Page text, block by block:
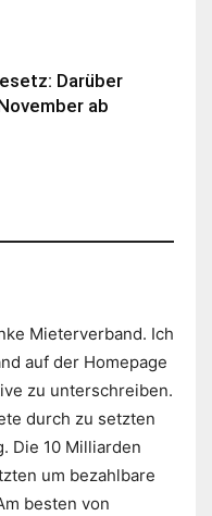
Darüber
ab
Mieterverband. Ich
auf der Homepage
zu unterschreiben.
durch zu setzten
Die 10 Milliarden
um bezahlbare
besten von